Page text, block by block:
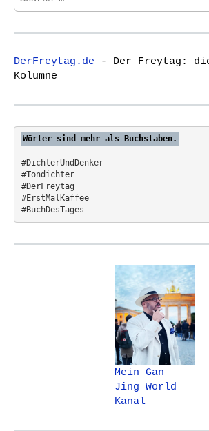
e
r
h
f
r
DerFreytag.de - Der Freytag:
Kolumne
Wörter sind mehr als Buchstaben.
#DichterUndDenker
#Tondichter
#DerFreytag
#ErstMalKaffee
#BuchDesTages
Mein Gan
Jing World
Kanal